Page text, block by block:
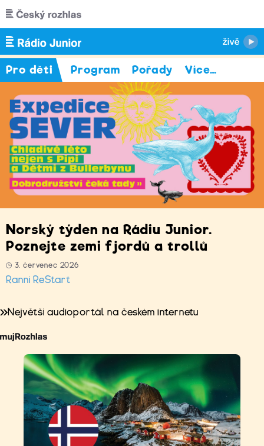
Přejít k hlavnímu obsahu
Pro děti Program Pořady Více…
Norský týden na Rádiu Junior.
Poznejte zemi fjordů a trollů
3. červenec 2026
Ranní ReStart
Největší audioportál na českém internetu